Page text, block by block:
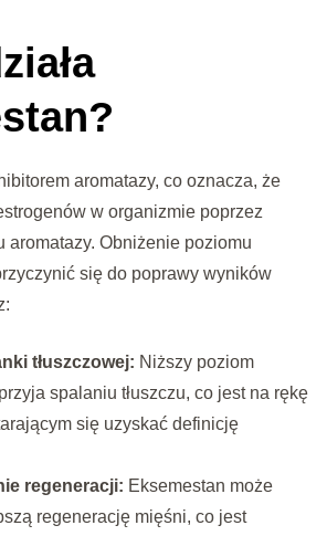
aromatazy, co oznacza, że
w organizmie poprzez
aromatazy. Obniżenie poziomu
się do poprawy wyników
tłuszczowej: Niższy poziom
spalaniu tłuszczu, co jest na rękę
się uzyskać definicję
regeneracji: Eksemestan może
regenerację mięśni, co jest